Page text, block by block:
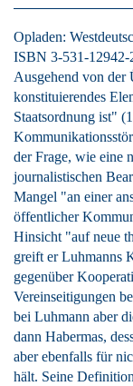
Opladen:
ISBN 3-531-12942-
Ausgehend von
konstituierendes
Staatsordnung ist"
der Frage, wie eine
journalistischen
Mangel "an einer
öffentlicher
Hinsicht "auf neue
greift er Luhmanns
gegenüber
Vereinseitigungen
bei Luhmann aber
dann Habermas,
aber ebenfalls für
hält. Seine